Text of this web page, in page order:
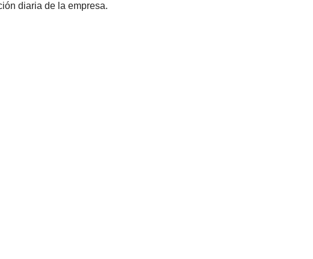
diaria de la empresa.